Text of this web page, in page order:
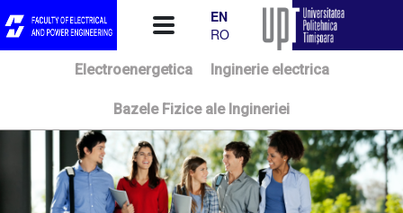
EN
RO
Electroenergetica Inginerie electrica
Bazele Fizice ale Ingineriei